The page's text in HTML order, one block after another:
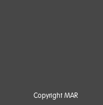
Copyright MAR